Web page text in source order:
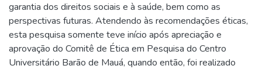
garantia dos direitos sociais e à saúde, bem como as
perspectivas futuras. Atendendo às recomendações éticas,
esta pesquisa somente teve início após apreciação e
aprovação do Comitê de Ética em Pesquisa do Centro
Universitário Barão de Mauá, quando então, foi realizado